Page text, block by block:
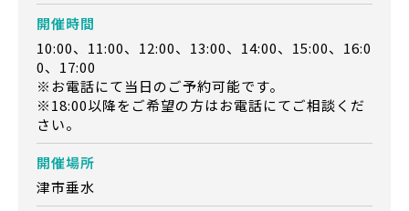
開催時間
10:00、11:00、12:00、13:00、14:00、15:00、16:0
0、17:00
※お電話にて当日のご予約可能です。
※18:00以降をご希望の方はお電話にてご相談くだ
さい。
開催場所
津市垂水